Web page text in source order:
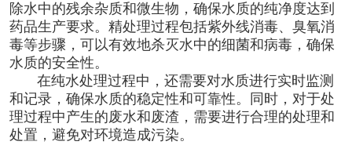
除水中的残余杂质和微生物，确保水质的纯净度达到
药品生产要求。精处理过程包括紫外线消毒、臭氧消
毒等步骤，可以有效地杀灭水中的细菌和病毒，确保
水质的安全性。
在纯水处理过程中，还需要对水质进行实时监测
和记录，确保水质的稳定性和可靠性。同时，对于处
理过程中产生的废水和废渣，需要进行合理的处理和
处置，避免对环境造成污染。